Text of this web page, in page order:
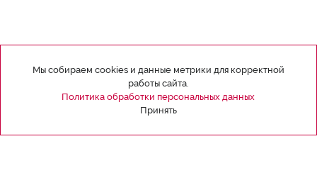
Мы собираем cookies и данные метрики для корректной
работы сайта.
Политика обработки персональных данных
Принять